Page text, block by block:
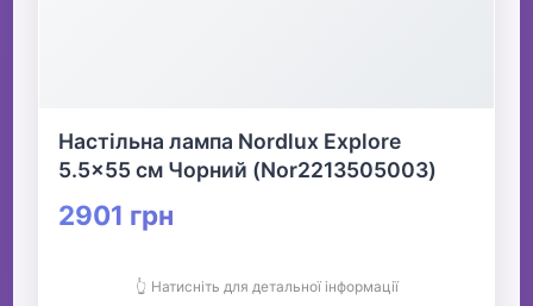
Настільна лампа Nordlux Explore
5.5x55 см Чорний (Nor2213505003)
2901 грн
👆 Натисніть для детальної інформації